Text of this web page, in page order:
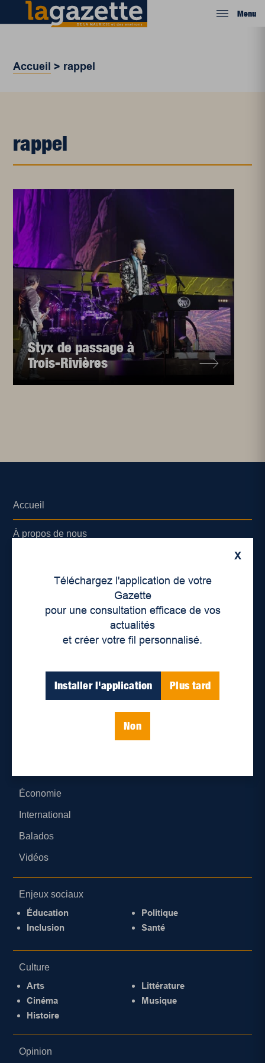
Menu
Accueil > rappel
rappel
Styx de passage à
Trois-Rivières
X
Téléchargez l'application de votre
Gazette
pour une consultation efficace de vos
actualités
et créer votre fil personnalisé.
Installer l'application Plus tard
Non
Accueil
À propos de nous
Lieux de distribution
Économie
International
Balados
Vidéos
Enjeux sociaux
Éducation
Inclusion
Politique
Santé
Culture
Arts
Cinéma
Histoire
Littérature
Musique
Opinion